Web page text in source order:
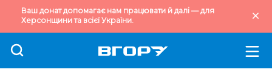
Ваш донат допомагає нам працювати й далі — для
Херсонщини та всієї України.